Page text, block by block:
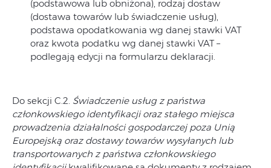
(podstawowa lub obniżona), rodzaj dostaw
(dostawa towarów lub świadczenie usług),
podstawa opodatkowania wg danej stawki VAT
oraz kwota podatku wg danej stawki VAT –
podlegają edycji na formularzu deklaracji.
Do sekcji C.2. Świadczenie usług z państwa
członkowskiego identyfikacji oraz stałego miejsca
prowadzenia działalności gospodarczej poza Unią
Europejską oraz dostawy towarów wysyłanych lub
transportowanych z państwa członkowskiego